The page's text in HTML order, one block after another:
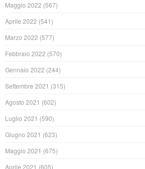
Maggio 2022 (567)
Aprile 2022 (541)
Marzo 2022 (577)
Febbraio 2022 (570)
Gennaio 2022 (244)
Settembre 2021 (315)
Agosto 2021 (602)
Luglio 2021 (590)
Giugno 2021 (623)
Maggio 2021 (675)
Aprile 2021 (605)